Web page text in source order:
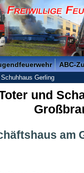
Saarlouis -
ABC-
Gerling
und
am